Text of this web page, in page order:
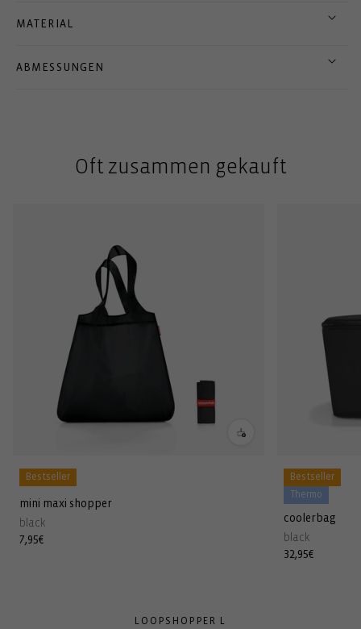
MATERIAL
ABMESSUNGEN
Oft zusammen gekauft
Bestseller
mini maxi shopper
black
Normaler
7,95€
Bestseller
Thermo
coolerbag
black
Normaler
32,95€
LOOPSHOPPER L